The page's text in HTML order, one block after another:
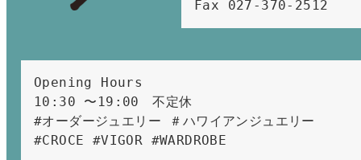
Fax 027-370-2512
Opening Hours
10:30 〜19:00　不定休
#オーダージュエリー ＃ハワイアンジュエリー
#CROCE #VIGOR #WARDROBE